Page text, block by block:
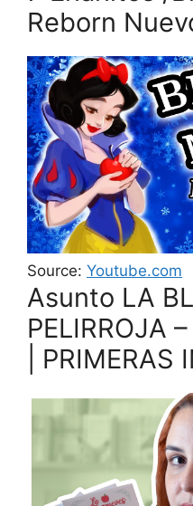
Reborn
Source: Youtube.com
Asunto LA
PELIRROJA
| PRIMERAS